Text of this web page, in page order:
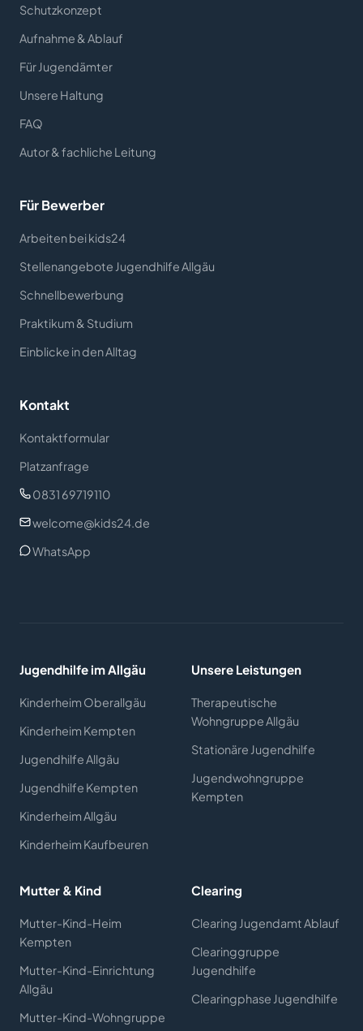
Schutzkonzept
Aufnahme & Ablauf
Für Jugendämter
Unsere Haltung
FAQ
Autor & fachliche Leitung
Für Bewerber
Arbeiten bei kids24
Stellenangebote Jugendhilfe Allgäu
Schnellbewerbung
Praktikum & Studium
Einblicke in den Alltag
Kontakt
Kontaktformular
Platzanfrage
0831 69719110
welcome@kids24.de
WhatsApp
Jugendhilfe im Allgäu
Kinderheim Oberallgäu
Kinderheim Kempten
Jugendhilfe Allgäu
Jugendhilfe Kempten
Kinderheim Allgäu
Kinderheim Kaufbeuren
Unsere Leistungen
Therapeutische
Wohngruppe Allgäu
Stationäre Jugendhilfe
Jugendwohngruppe
Kempten
Mutter & Kind
Mutter-Kind-Heim
Kempten
Mutter-Kind-Einrichtung
Allgäu
Mutter-Kind-Wohngruppe
Clearing
Clearing Jugendamt Ablauf
Clearinggruppe
Jugendhilfe
Clearingphase Jugendhilfe